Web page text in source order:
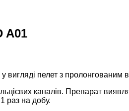
A01
вигляді пелет з пролонгованим
каналів. Препарат
раз на добу.